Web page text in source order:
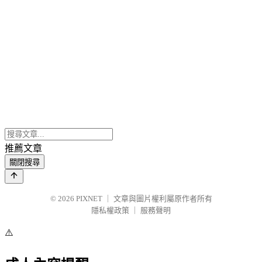
推薦文章
關閉搜尋
© 2026 PIXNET
文章與圖片權利屬原作者所有
隱私權政策
服務聲明
⚠️